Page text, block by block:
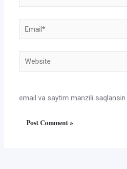
Email*
Website
email va saytim manzili saqlansin.